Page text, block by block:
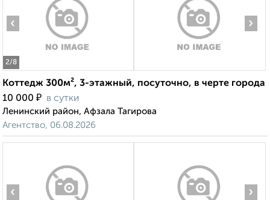
2/8
‹ ›
Коттедж 300м², 3-этажный, посуточно, в черте города
10 000 ₽ в сутки
Ленинский район, Афзала Тагирова
Агентство, 06.08.2026
‹ ›